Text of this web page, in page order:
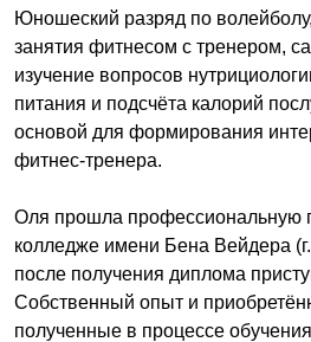
Юношеский разряд по
занятия фитнесом с тренером,
изучение вопросов
питания и подсчёта калорий
основой для формирования
фитнес-тренера.
Оля прошла профессиональную
колледже имени Бена Вейдера
после получения диплома
Собственный опыт и
полученные в процессе